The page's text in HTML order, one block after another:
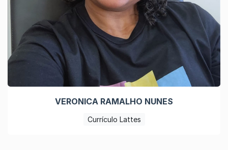
VERONICA RAMALHO NUNES
Currículo Lattes